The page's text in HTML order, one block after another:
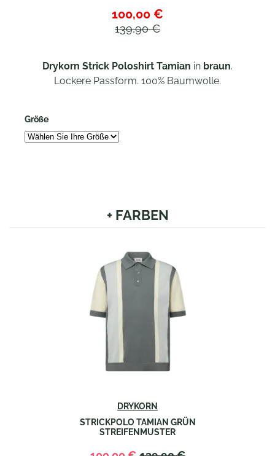
100,00 €
139,90 €
Drykorn Strick Poloshirt Tamian in braun.
Lockere Passform. 100% Baumwolle.
Größe
+ FARBEN
DRYKORN
STRICKPOLO TAMIAN GRÜN
STREIFENMUSTER